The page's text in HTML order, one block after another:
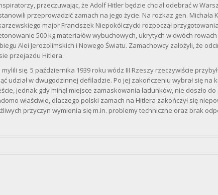
przeczuwając, że Adolf Hitler będzie chciał odebrać w
przeprowadzić zamach na jego życie. Na rozkaz gen. Michała
major Franciszek Niepokólczycki rozpoczął
500 kg materiałów wybuchowych, ukrytych w dwóch rowach
Alei Jerozolimskich i Nowego Światu. Zamachowcy założyli, że
przejazdu Hitlera.
mylili się. 5 października 1939 roku wódz III Rzeszy rzeczywiście
udział w dwugodzinnej defiladzie. Po jej zakończeniu wybrał się na
jednak gdy minął miejsce zamaskowania ładunków, nie doszło
właściwie, dlaczego polski zamach na Hitlera zakończył się
przyczyn wymienia się m.in. problemy techniczne oraz brak